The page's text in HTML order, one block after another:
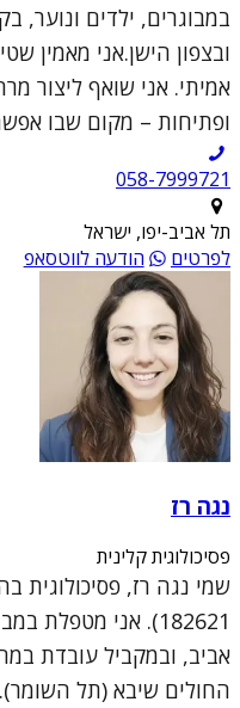
במבוגרים, ילדים ונוער,
ובצפון הישן.אני מאמין
אמיתי. אני שואף ליצור
ופתיחות – מקום שבו
תל אביב-יפו, ישראל
לפרטים
הודעה לווטסאפ
נגה רז
פסיכולוגית קלינית
182621). אני
אביב, ובמקביל עובדת
החולים שיבא (תל